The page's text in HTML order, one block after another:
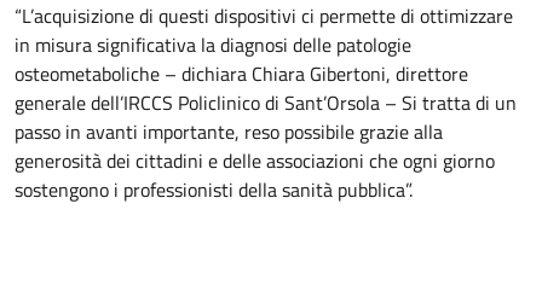
“L’acquisizione di questi dispositivi ci permette di ottimizzare
in misura significativa la diagnosi delle patologie
osteometaboliche – dichiara Chiara Gibertoni, direttore
generale dell’IRCCS Policlinico di Sant’Orsola – Si tratta di un
passo in avanti importante, reso possibile grazie alla
generosità dei cittadini e delle associazioni che ogni giorno
sostengono i professionisti della sanità pubblica”.